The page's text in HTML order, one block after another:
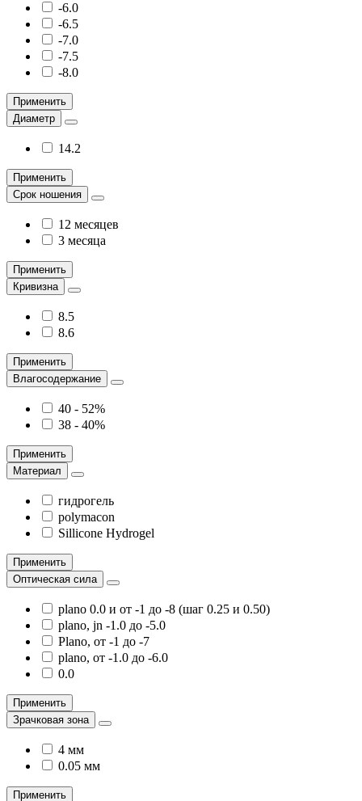
-6.0
-6.5
-7.0
-7.5
-8.0
Применить
Диаметр
14.2
Применить
Срок ношения
12 месяцев
3 месяца
Применить
Кривизна
8.5
8.6
Применить
Влагосодержание
40 - 52%
38 - 40%
Применить
Материал
гидрогель
polymacon
Sillicone Hydrogel
Применить
Оптическая сила
plano 0.0 и от -1 до -8 (шаг 0.25 и 0.50)
plano, jn -1.0 до -5.0
Plano, от -1 до -7
plano, от -1.0 до -6.0
0.0
Применить
Зрачковая зона
4 мм
0.05 мм
Применить